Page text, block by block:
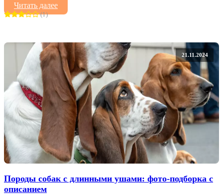
Читать далее
(1)
21.11.2024
Породы собак с длинными ушами: фото-подборка с
описанием